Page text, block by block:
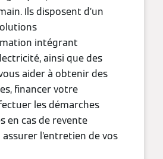
Ils disposent d’un
intégrant
ainsi que des
aider à obtenir des
financer votre
les démarches
en cas de revente
assurer l’entretien de vos